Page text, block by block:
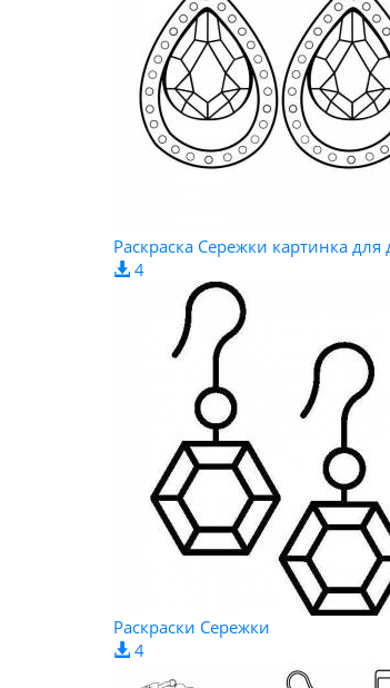
Раскраска Сережки картинка для
4
Раскраски Сережки
4